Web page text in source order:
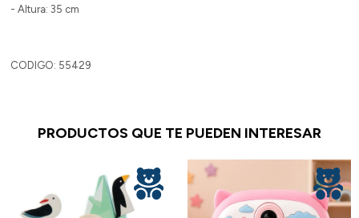
- Altura: 35 cm
CODIGO: 55429
PRODUCTOS QUE TE PUEDEN INTERESAR